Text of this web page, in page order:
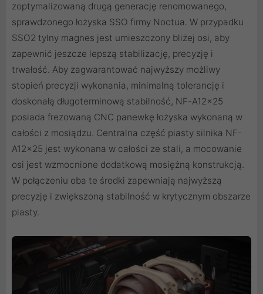
zoptymalizowaną drugą generację renomowanego,
sprawdzonego łożyska SSO firmy Noctua. W przypadku
SSO2 tylny magnes jest umieszczony bliżej osi, aby
zapewnić jeszcze lepszą stabilizację, precyzję i
trwałość. Aby zagwarantować najwyższy możliwy
stopień precyzji wykonania, minimalną tolerancję i
doskonałą długoterminową stabilność, NF-A12x25
posiada frezowaną CNC panewkę łożyska wykonaną w
całości z mosiądzu. Centralna część piasty silnika NF-
A12x25 jest wykonana w całości ze stali, a mocowanie
osi jest wzmocnione dodatkową mosiężną konstrukcją.
W połączeniu oba te środki zapewniają najwyższą
precyzję i zwiększoną stabilność w krytycznym obszarze
piasty.